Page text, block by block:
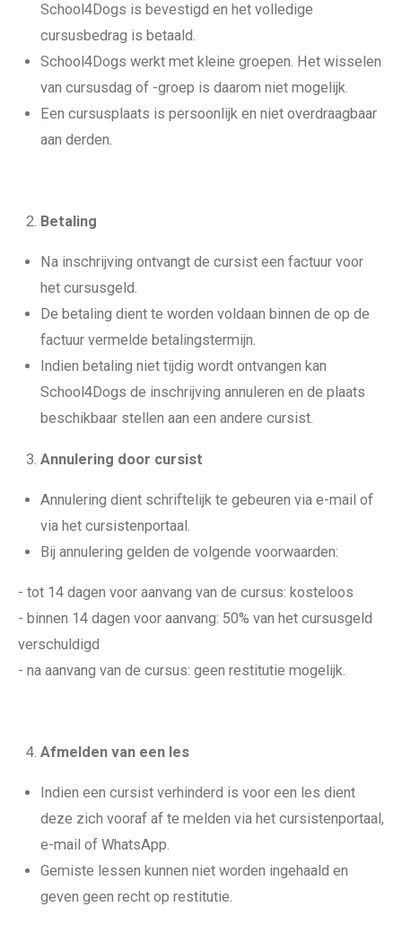
School4Dogs is bevestigd en het volledige
cursusbedrag is betaald.
School4Dogs werkt met kleine groepen. Het wisselen
van cursusdag of -groep is daarom niet mogelijk.
Een cursusplaats is persoonlijk en niet overdraagbaar
aan derden.
Betaling
Na inschrijving ontvangt de cursist een factuur voor
het cursusgeld.
De betaling dient te worden voldaan binnen de op de
factuur vermelde betalingstermijn.
Indien betaling niet tijdig wordt ontvangen kan
School4Dogs de inschrijving annuleren en de plaats
beschikbaar stellen aan een andere cursist.
Annulering door cursist
Annulering dient schriftelijk te gebeuren via e-mail of
via het cursistenportaal.
Bij annulering gelden de volgende voorwaarden:
- tot 14 dagen voor aanvang van de cursus: kosteloos
- binnen 14 dagen voor aanvang: 50% van het cursusgeld
verschuldigd
- na aanvang van de cursus: geen restitutie mogelijk.
Afmelden van een les
Indien een cursist verhinderd is voor een les dient
deze zich vooraf af te melden via het cursistenportaal,
e-mail of WhatsApp.
Gemiste lessen kunnen niet worden ingehaald en
geven geen recht op restitutie.